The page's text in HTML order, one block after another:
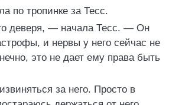
по тропинке за Тесс.
деверя, — начала Тесс. — Он
и нервы у него сейчас не
это не дает ему права быть
за него. Просто в